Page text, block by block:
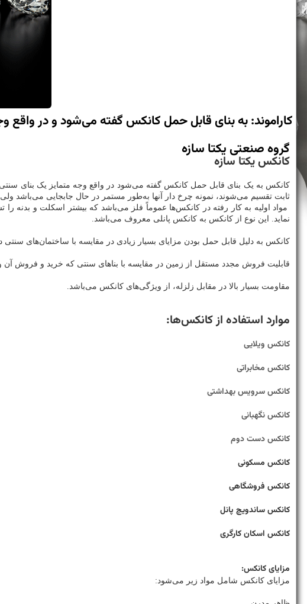
كاراموند: به بنای قابل حمل كانكس گفته می‌شود و در
گروه صنعتی یکتا سازه
کانکس یکتا سازه
کانکس به یک بنای قابل حمل کانکس گفته می‌شود در واقع وجه متمایز یک بنای
ثابت تقسیم می‌شوند، نمونه چرخ دار آنها به‌طور مستمر در حال جابجایی می‌باشد
مواد اولیه به کار رفته در کانکس‌ها عموماً فلز می‌باشد که بیشتر اسکلت و بدنه
نماید. این نوع از کانکس به کانکس پانلی معروف می‌باشد.
کانکس به دلیل قابل حمل بودن مزایای بسیار زیادی در مقایسه با ساختمان‌های
قابلیت فروش مجدد مستقل از زمین در مقایسه با بناهای سنتی که خرید و فروش
مقاومت بسیار بالا در مقابل زلزله، از ویژگی‌های کانکس می‌باشد.
موارد استفاده از کانکس‌ها:
کانکس ویلایی
کانکس مخابراتی
کانکس سرویس بهداشتی
کانکس نگهبانی
کانکس دست دوم
کانکس مسکونی
کانکس فروشگاهی
کانکس ساندویچ پانل
کانکس اسکان کارگری
مزایای کانکس:
مزایای کانکس شامل مواد زیر می‌شود: